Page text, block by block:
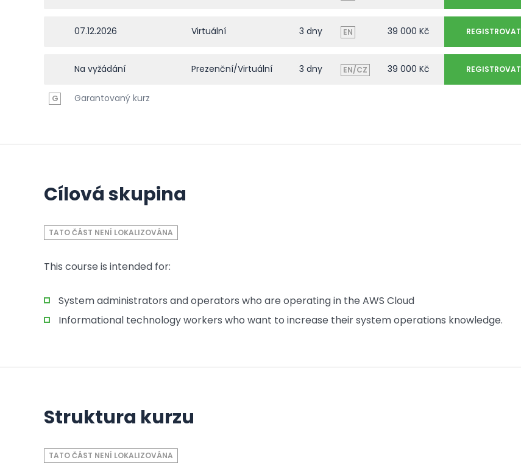
07.12.2026 Virtuální 3 dny EN 39 000 Kč REGISTROVAT
Na vyžádání Prezenční/Virtuální 3 dny EN/CZ 39 000 Kč REGISTROVAT
G Garantovaný kurz
Cílová skupina
TATO ČÁST NENÍ LOKALIZOVÁNA
This course is intended for:
System administrators and operators who are operating in the AWS Cloud
Informational technology workers who want to increase their system operations knowledge.
Struktura kurzu
TATO ČÁST NENÍ LOKALIZOVÁNA